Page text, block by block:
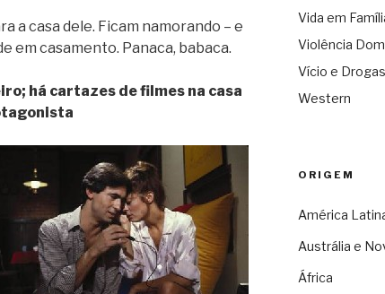
a casa dele. Ficam namorando – e
em casamento. Panaca, babaca.
há cartazes de filmes na casa
Vida em
Violência
Vício e Drogas
Western
ORIGEM
América
Austrália e
África